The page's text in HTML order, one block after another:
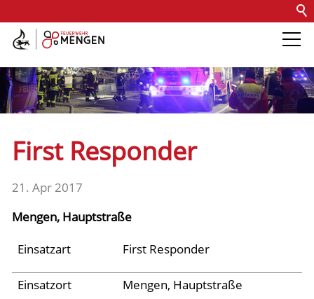
Kontakt Impressum
Barrierefreiheit
Die Feuerwehr
Fachdienste
Fahrzeuge
Einsätze
Archiv 2025
First Responder
21. Apr 2017
Mengen, Hauptstraße
Einsatzart
First Responder
Einsatzort Mengen, Hauptstraße